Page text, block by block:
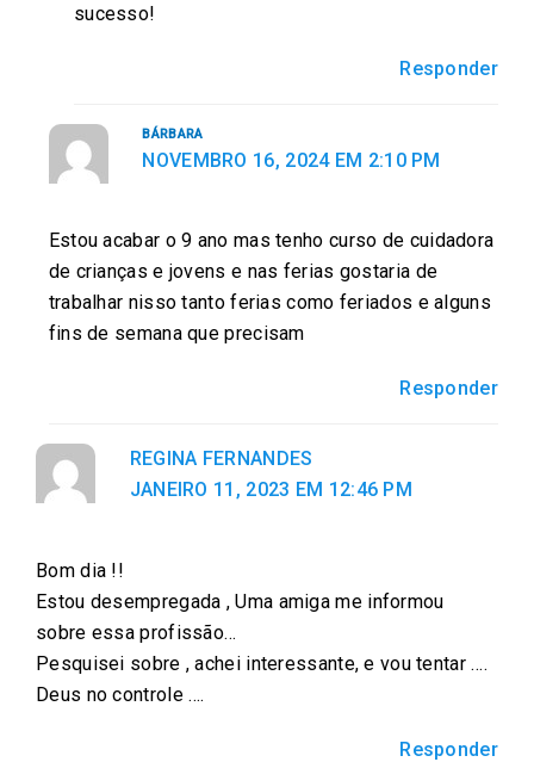
sucesso!
Responder
BÁRBARA
NOVEMBRO 16, 2024 EM 2:10 PM
Estou acabar o 9 ano mas tenho curso de cuidadora
de crianças e jovens e nas ferias gostaria de
trabalhar nisso tanto ferias como feriados e alguns
fins de semana que precisam
Responder
REGINA FERNANDES
JANEIRO 11, 2023 EM 12:46 PM
Bom dia !!
Estou desempregada , Uma amiga me informou
sobre essa profissão…
Pesquisei sobre , achei interessante, e vou tentar ….
Deus no controle ….
Responder